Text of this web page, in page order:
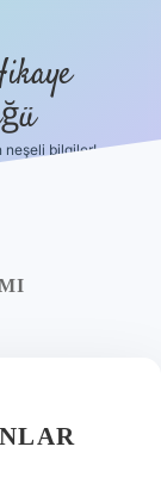
neşeli bilgiler!